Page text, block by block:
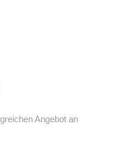
Angebot an